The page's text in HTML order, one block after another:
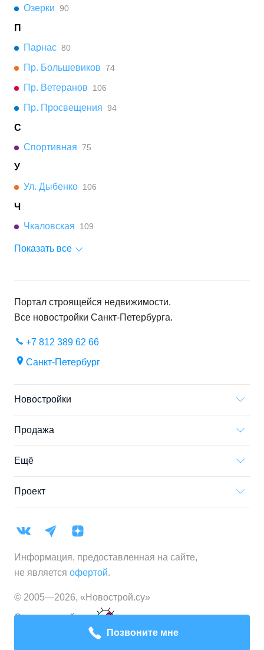
Позвоните мне
Озерки 90
П
Парнас 80
Пр. Большевиков 74
Пр. Ветеранов 106
Пр. Просвещения 94
С
Спортивная 75
У
Ул. Дыбенко 106
Ч
Чкаловская
109
Показать все
Портал строящейся недвижимости.
Все новостройки Санкт-Петербурга.
+7 812 389 62 66
Санкт-Петербург
Новостройки
Продажа
Ещё
Проект
Информация, предоставленная на сайте,
не является офертой.
© 2005—2026, «Новострой.су»
Создание сайта